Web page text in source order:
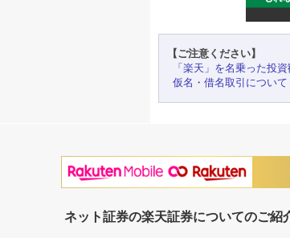
【ご注意ください】
「楽天」を名乗った投
仮名・借名取引について
ネット証券の楽天証券についてのご紹